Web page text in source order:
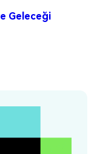
Geleceği